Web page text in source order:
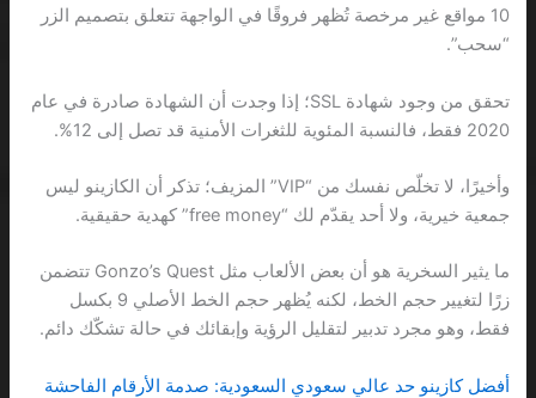
10 مواقع غير مرخصة تُظهر فروقًا في الواجهة تتعلق بتصميم الزر
“سحب”.
تحقق من وجود شهادة SSL؛ إذا وجدت أن الشهادة صادرة في عام
2020 فقط، فالنسبة المئوية للثغرات الأمنية قد تصل إلى 12%.
وأخيرًا، لا تخلّص نفسك من “VIP” المزيف؛ تذكر أن الكازينو ليس
جمعية خيرية، ولا أحد يقدّم لك “free money” كهدية حقيقية.
ما يثير السخرية هو أن بعض الألعاب مثل Gonzo’s Quest تتضمن
زرًا لتغيير حجم الخط، لكنه يُظهر حجم الخط الأصلي 9 بكسل
فقط، وهو مجرد تدبير لتقليل الرؤية وإبقائك في حالة تشكّك دائم.
أفضل كازينو حد عالي سعودي السعودية: صدمة الأرقام الفاحشة